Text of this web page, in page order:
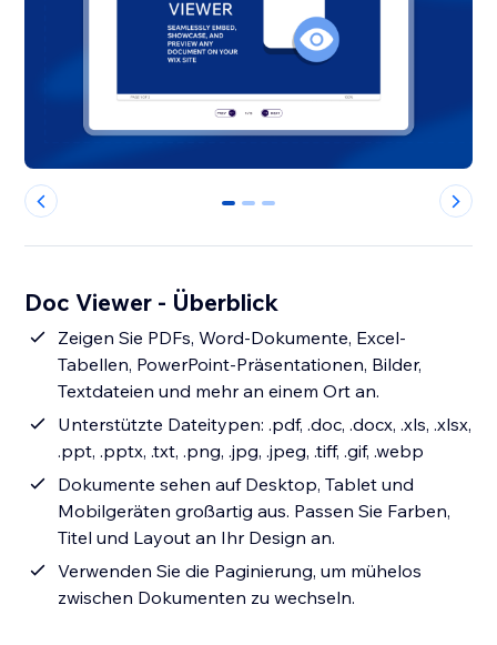
0 1 2
Doc Viewer - Überblick
Zeigen Sie PDFs, Word-Dokumente, Excel-
Tabellen, PowerPoint-Präsentationen, Bilder,
Textdateien und mehr an einem Ort an.
Unterstützte Dateitypen: .pdf, .doc, .docx, .xls, .xlsx,
.ppt, .pptx, .txt, .png, .jpg, .jpeg, .tiff, .gif, .webp
Dokumente sehen auf Desktop, Tablet und
Mobilgeräten großartig aus. Passen Sie Farben,
Titel und Layout an Ihr Design an.
Verwenden Sie die Paginierung, um mühelos
zwischen Dokumenten zu wechseln.